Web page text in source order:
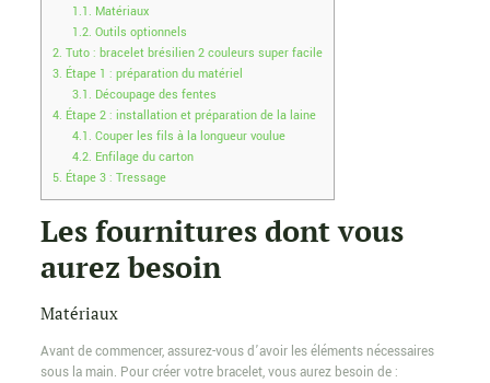
1.1. Matériaux
1.2. Outils optionnels
2. Tuto : bracelet brésilien 2 couleurs super facile
3. Étape 1 : préparation du matériel
3.1. Découpage des fentes
4. Étape 2 : installation et préparation de la laine
4.1. Couper les fils à la longueur voulue
4.2. Enfilage du carton
5. Étape 3 : Tressage
Les fournitures dont vous
aurez besoin
Matériaux
Avant de commencer, assurez-vous d’avoir les éléments nécessaires
sous la main. Pour créer votre bracelet, vous aurez besoin de :